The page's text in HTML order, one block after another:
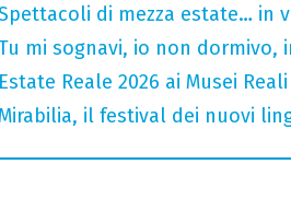
di mezza estate… in
mi sognavi, io non dormivo,
Estate Reale 2026 ai Musei
il festival dei nuovi